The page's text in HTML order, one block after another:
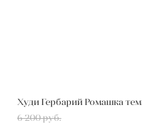
Худи Гербарий Ромашка
6 200 pуб.